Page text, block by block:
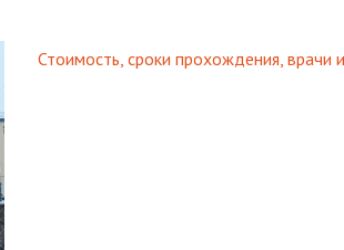
Стоимость, сроки прохождения, врачи